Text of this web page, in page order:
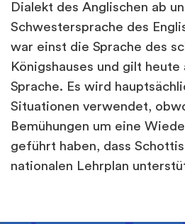
Dialekt des Anglischen ab
Schwestersprache des
war einst die Sprache des
Königshauses und gilt
Sprache. Es wird
Situationen verwendet,
Bemühungen um eine
geführt haben, dass
nationalen Lehrplan